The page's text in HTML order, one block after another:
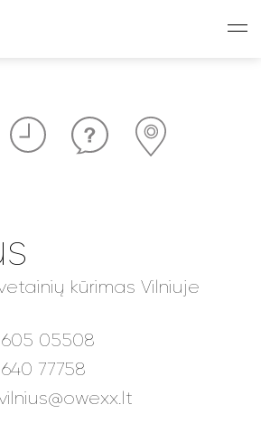
kūrimas Vilniuje
605 05508
77758